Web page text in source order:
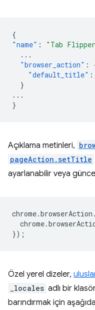
{
"name" : "Tab
...
"browser_action" :
"default_title" :
}
...
}
Açıklama metinleri,
pageAction.setTitle
ayarlanabilir veya
chrome.browserAction .
chrome.
});
Özel yerel dizeler,
_locales adlı bir
barındırmak için